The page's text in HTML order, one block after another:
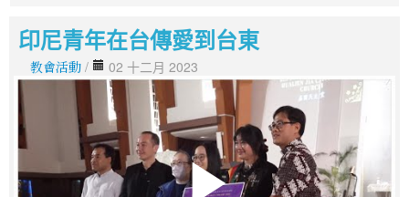
印尼青年在台傳愛到台東
教會活動 / 02 十二月 2023